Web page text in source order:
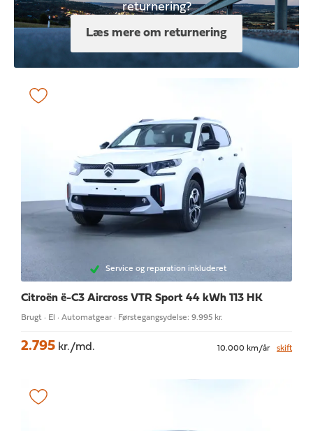
returnering?
Læs mere om returnering
Service og reparation inkluderet
Citroën ë-C3 Aircross VTR Sport 44 kWh 113 HK
Brugt · El · Automatgear · Førstegangsydelse: 9.995 kr.
2.795 kr./md. 10.000 km/år skift